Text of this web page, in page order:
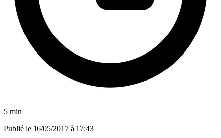
5 min
Publié le 16/05/2017 à 17:43